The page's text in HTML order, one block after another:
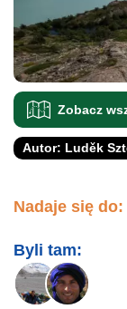
Zobacz
Autor: Luděk
Nadaje się do:
Byli tam: